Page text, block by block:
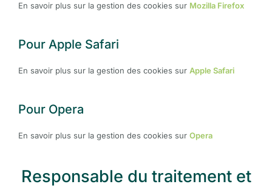
En savoir plus sur la gestion des cookies sur Mozilla Firefox
Pour Apple Safari
En savoir plus sur la gestion des cookies sur Apple Safari
Pour Opera
En savoir plus sur la gestion des cookies sur Opera
Responsable du traitement et